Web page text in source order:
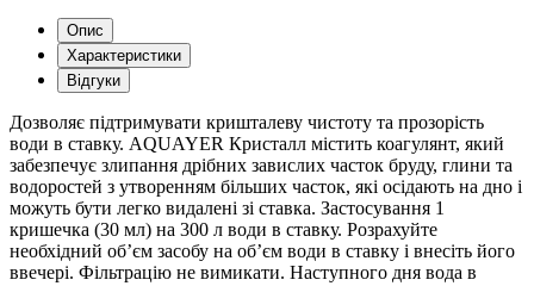
Опис
Характеристики
Відгуки
Дозволяє підтримувати кришталеву чистоту та прозорість
води в ставку. AQUAYER Кристалл містить коагулянт, який
забезпечує злипання дрібних завислих часток бруду, глини та
водоростей з утворенням більших часток, які осідають на дно і
можуть бути легко видалені зі ставка. Застосування 1
кришечка (30 мл) на 300 л води в ставку. Розрахуйте
необхідний об’єм засобу на об’єм води в ставку і внесіть його
ввечері. Фільтрацію не вимикати. Наступного дня вода в